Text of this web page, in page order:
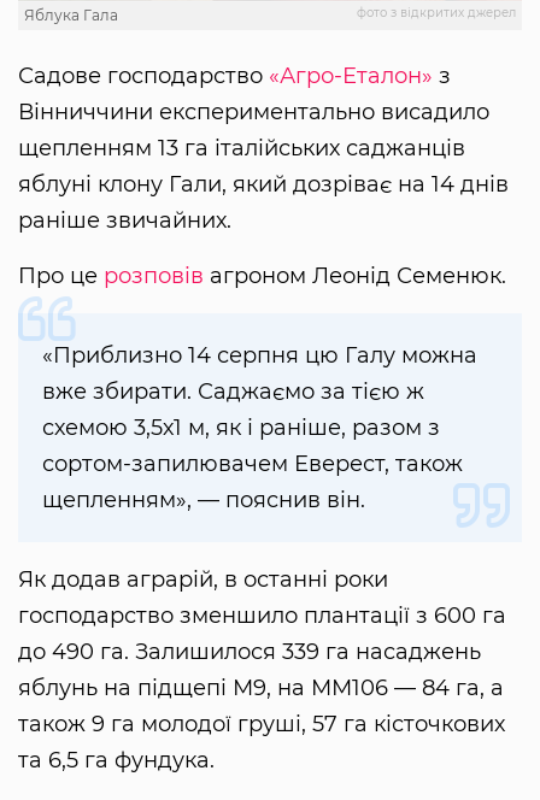
фото з відкритих джерел
Яблука Гала
Садове господарство «Агро-Еталон» з
Вінниччини експериментально висадило
щепленням 13 га італійських саджанців
яблуні клону Гали, який дозріває на 14 днів
раніше звичайних.
Про це розповів агроном Леонід Семенюк.
«Приблизно 14 серпня цю Галу можна
вже збирати. Саджаємо за тією ж
схемою 3,5х1 м, як і раніше, разом з
сортом-запилювачем Еверест, також
щепленням», — пояснив він.
Як додав аграрій, в останні роки
господарство зменшило плантації з 600 га
до 490 га. Залишилося 339 га насаджень
яблунь на підщепі М9, на ММ106 — 84 га, а
також 9 га молодої груші, 57 га кісточкових
та 6,5 га фундука.